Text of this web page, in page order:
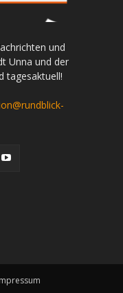
und
Unna und der
tagesaktuell!